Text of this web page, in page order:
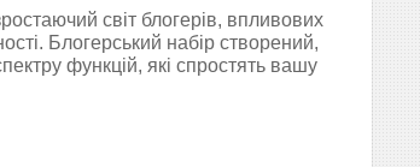
світ блогерів, впливових
Блогерський набір створений,
функцій, які спростять вашу